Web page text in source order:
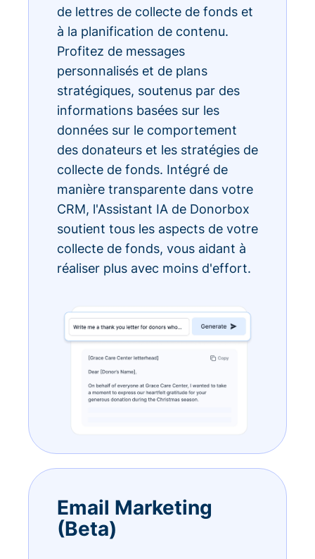
de lettres de collecte de fonds et
à la planification de contenu.
Profitez de messages
personnalisés et de plans
stratégiques, soutenus par des
informations basées sur les
données sur le comportement
des donateurs et les stratégies de
collecte de fonds. Intégré de
manière transparente dans votre
CRM, l'Assistant IA de Donorbox
soutient tous les aspects de votre
collecte de fonds, vous aidant à
réaliser plus avec moins d'effort.
Email Marketing
(Beta)